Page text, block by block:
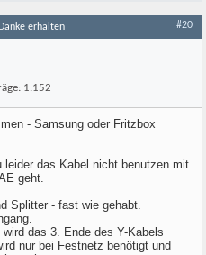
Danke erhalten #20
1.152
- Samsung oder Fritzbox
das Kabel nicht benutzen mit
geht.
Splitter - fast wie gehabt.
das 3. Ende des Y-Kabels
nur bei Festnetz benötigt und